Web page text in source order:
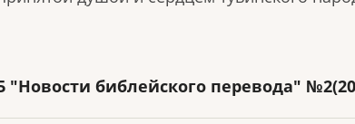
библейского перевода"